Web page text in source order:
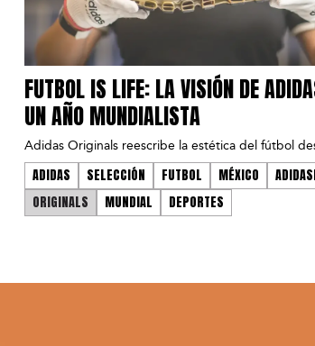
FUTBOL IS LIFE: LA VISIÓN DE
UN AÑO MUNDIALISTA
Adidas Originals reescribe la estética del fútbol
ADIDAS SELECCIÓN FUTBOL MÉXICO
ORIGINALS
MUNDIAL DEPORTES